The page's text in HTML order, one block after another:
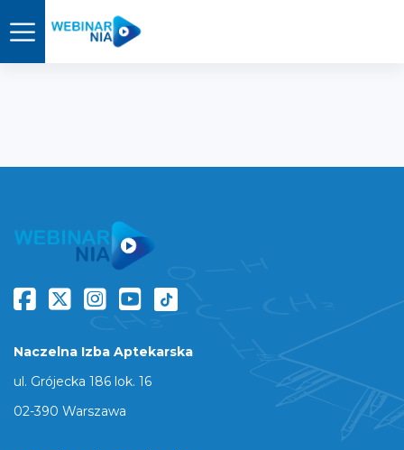
Naczelna Izba Aptekarska
ul. Grójecka 186 lok. 16
02-390 Warszawa